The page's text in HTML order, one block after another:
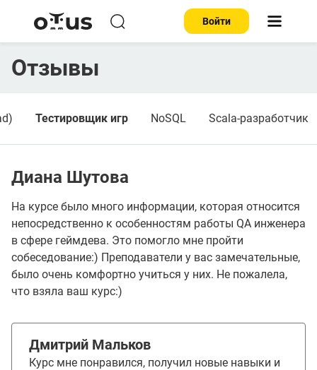
Войти
Отзывы
Тестировщик игр NoSQL Scala-разработчик
Диана Шутова
На курсе было много информации, которая относится
непосредственно к особенностям работы QA инженера
в сфере геймдева. Это помогло мне пройти
собеседование:) Преподаватели у вас замечательные,
было очень комфортно учиться у них. Не пожалела,
что взяла ваш курс:)
Дмитрий Мальков
Курс мне понравился, получил новые навыки и